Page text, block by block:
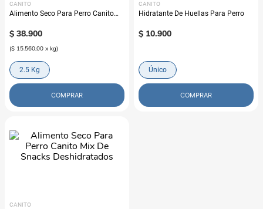
CANITO
Alimento Seco Para Perro Canito
$ 38.900
($ 15.560,00 x kg)
2.5 Kg
COMPRAR
CANITO
Hidratante De Huellas Para Perro
$ 10.900
Único
COMPRAR
CANITO